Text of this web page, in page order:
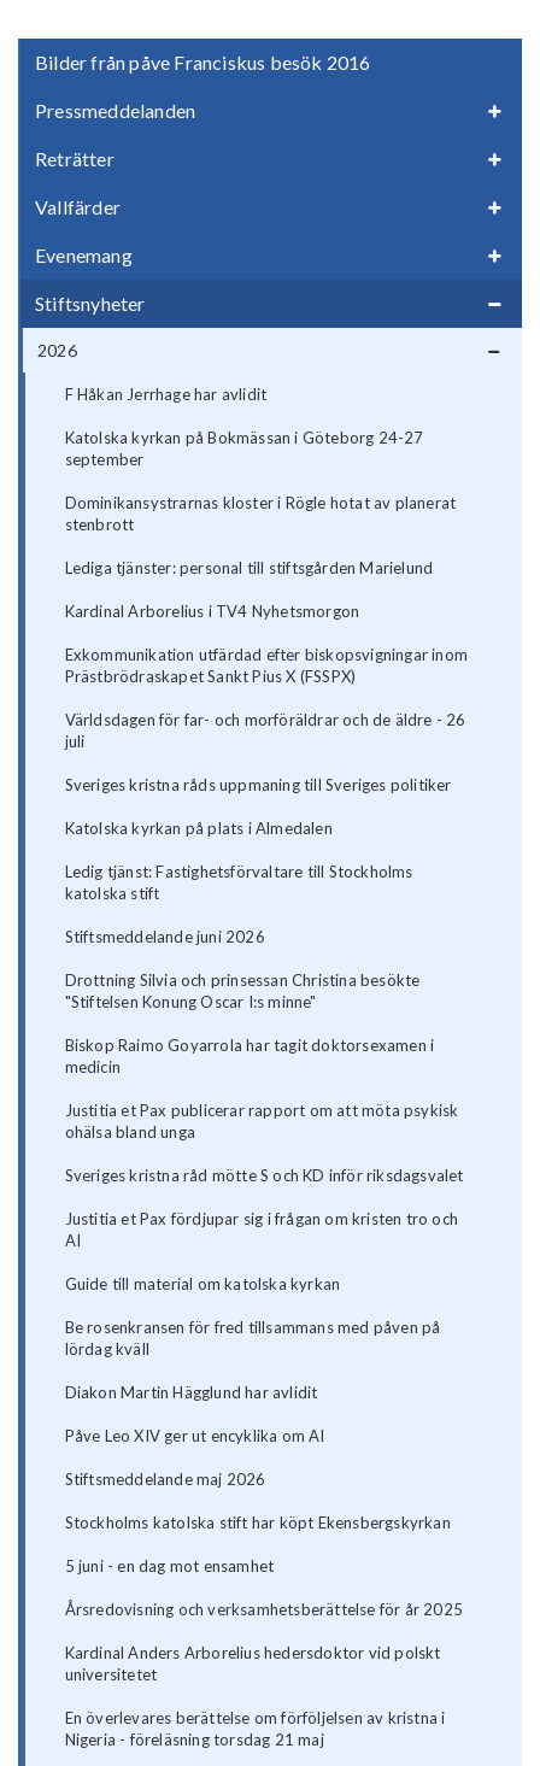
Bilder från påve Franciskus besök 2016
Pressmeddelanden
Reträtter
Vallfärder
Evenemang
Stiftsnyheter
2026
F Håkan Jerrhage har avlidit
Katolska kyrkan på Bokmässan i Göteborg 24-27
september
Dominikansystrarnas kloster i Rögle hotat av planerat
stenbrott
Lediga tjänster: personal till stiftsgården Marielund
Kardinal Arborelius i TV4 Nyhetsmorgon
Exkommunikation utfärdad efter biskopsvigningar inom
Prästbrödraskapet Sankt Pius X (FSSPX)
Världsdagen för far- och morföräldrar och de äldre - 26
juli
Sveriges kristna råds uppmaning till Sveriges politiker
Katolska kyrkan på plats i Almedalen
Ledig tjänst: Fastighetsförvaltare till Stockholms
katolska stift
Stiftsmeddelande juni 2026
Drottning Silvia och prinsessan Christina besökte
"Stiftelsen Konung Oscar I:s minne"
Biskop Raimo Goyarrola har tagit doktorsexamen i
medicin
Justitia et Pax publicerar rapport om att möta psykisk
ohälsa bland unga
Sveriges kristna råd mötte S och KD inför riksdagsvalet
Justitia et Pax fördjupar sig i frågan om kristen tro och
AI
Guide till material om katolska kyrkan
Be rosenkransen för fred tillsammans med påven på
lördag kväll
Diakon Martin Hägglund har avlidit
Påve Leo XIV ger ut encyklika om AI
Stiftsmeddelande maj 2026
Stockholms katolska stift har köpt Ekensbergskyrkan
5 juni - en dag mot ensamhet
Årsredovisning och verksamhetsberättelse för år 2025
Kardinal Anders Arborelius hedersdoktor vid polskt
universitetet
En överlevares berättelse om förföljelsen av kristna i
Nigeria - föreläsning torsdag 21 maj